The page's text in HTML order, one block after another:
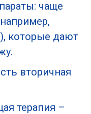
чаще
которые дают
вторичная
терапия –